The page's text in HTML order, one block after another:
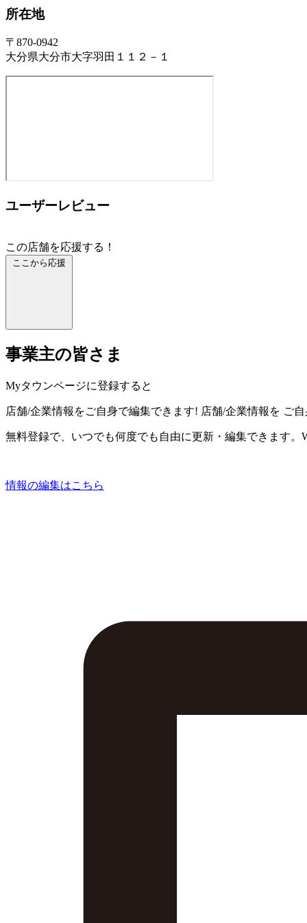
所在地
〒870-0942
大分県大分市大字羽田１１２－１
ユーザーレビュー
この店舗を応援する！
ここから応援
事業主の皆さま
Myタウンページに登録すると
店舗/企業情報をご自身で編集できます! 店舗/企業情報を ご
無料登録で、いつでも何度でも自由に更新・編集できます。
情報の編集はこちら